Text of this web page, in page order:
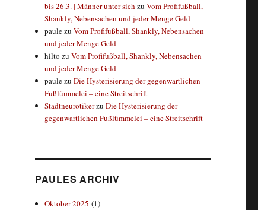
bis 26.3. | Männer unter sich zuVom Profifußball,
Shankly, Nebensachen und jeder Menge Geld
paulezuVom Profifußball, Shankly, Nebensachen
und jeder Menge Geld
hilto zuVom Profifußball, Shankly, Nebensachen
und jeder Menge Geld
paulezuDie Hysterisierung der gegenwartlichen
Fußlümmelei – eine Streitschrift
StadtneurotikerzuDie Hysterisierung der
gegenwartlichen Fußlümmelei – eine Streitschrift
PAULES ARCHIV
Oktober 2025 (1)